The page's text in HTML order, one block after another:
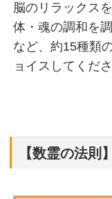
脳のリラックス
体・魂の調和を
など、約15種類
ョイスしてくださ
【数霊の法則